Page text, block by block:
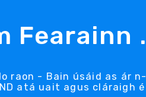
Fearainn
raon - Bain úsáid as ár
atá uait agus cláraigh é